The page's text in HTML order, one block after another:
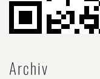
Archiv